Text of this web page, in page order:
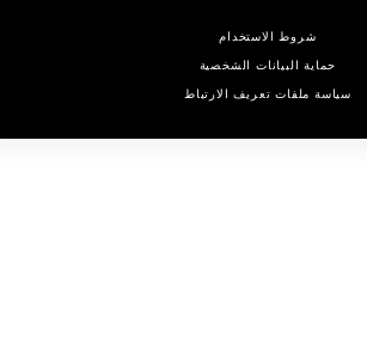
شروط الاستخدام
حماية البيانات الشخصية
سياسة ملفات تعريف الارتباط